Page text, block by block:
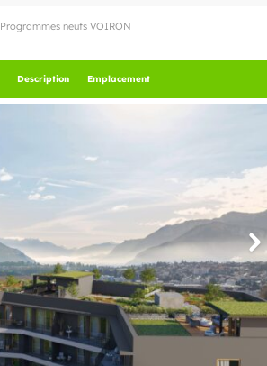
Programmes neufs VOIRON
Description Emplacement